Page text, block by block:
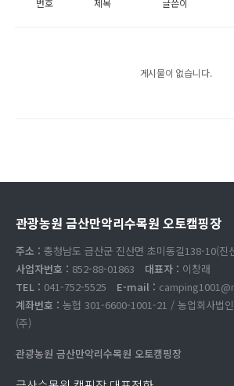
번호 제목 글쓴이
게시물이 없습니다.
관광농원 금산만악리수목원 오토캠핑장
주소 : 충청남도 금산군 진산면 초미동길138-10(진
사업자번호 : 852-88-01863 대표자 : 이창래
TEL : 041-752-5525 E-mail :
계좌번호 : 농협 301-6600-1001-21 / 농업회사법
(주)
관광농원 금산만악리수목원 오토캠핑장